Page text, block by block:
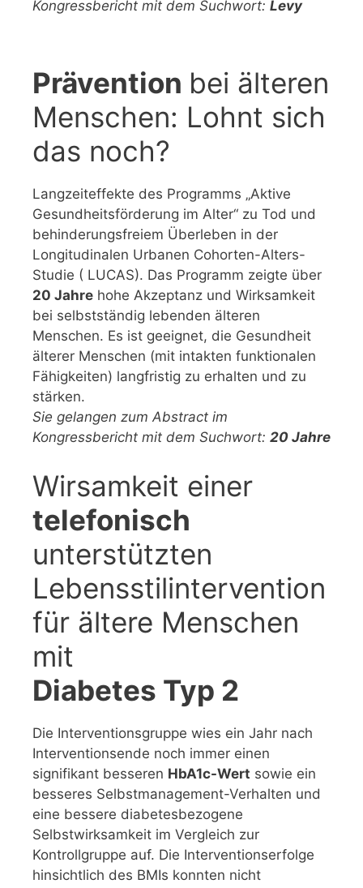
Kongressbericht mit dem Suchwort: Levy
Prävention bei älteren
Menschen: Lohnt sich
das noch?
Langzeiteffekte des Programms „Aktive
Gesundheitsförderung im Alter“ zu Tod und
behinderungsfreiem Überleben in der
Longitudinalen Urbanen Cohorten-Alters-
Studie ( LUCAS). Das Programm zeigte über
20 Jahre hohe Akzeptanz und Wirksamkeit
bei selbstständig lebenden älteren
Menschen. Es ist geeignet, die Gesundheit
älterer Menschen (mit intakten funktionalen
Fähigkeiten) langfristig zu erhalten und zu
stärken.
Sie gelangen zum Abstract im
Kongressbericht mit dem Suchwort: 20 Jahre
Wirsamkeit einer
telefonisch
unterstützten
Lebensstilintervention
für ältere Menschen
mit
Diabetes Typ 2
Die Interventionsgruppe wies ein Jahr nach
Interventionsende noch immer einen
signifikant besseren HbA1c-Wert sowie ein
besseres Selbstmanagement-Verhalten und
eine bessere diabetesbezogene
Selbstwirksamkeit im Vergleich zur
Kontrollgruppe auf. Die Interventionserfolge
hinsichtlich des BMIs konnten nicht